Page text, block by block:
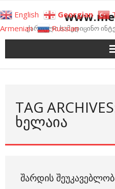
to
contentქართული სამედიცინო
TAG
ᲮᲔᲚᲐᲘᲐ
ᲨᲐᲠᲓᲘᲡ
English Georgian
Armenian
Russian